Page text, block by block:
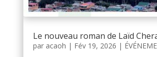
Le nouveau roman de Laïd
par acaoh | Fév 19, 2026 |